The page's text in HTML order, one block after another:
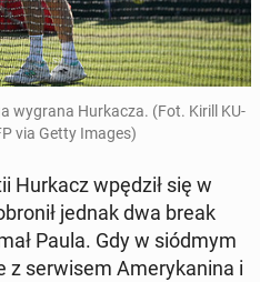
wygrana Hur­ka­cza. (Fot. Kirill KU­
via Getty Images)
Hurkacz wpędził się w
jednak dwa break
Paula. Gdy w siódmym
z ser­wi­sem Ame­ry­ka­ni­na i